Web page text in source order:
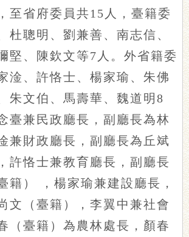
至省府委員共15人，臺籍委
杜聰明、劉兼善、南志信、
堅、陳欽文等7人。外省籍委
淦、許恪士、楊家瑜、朱佛
朱文伯、馬壽華、魏道明8
臺兼民政廳長，副廳長為林
兼財政廳長，副廳長為丘斌
許恪士兼教育廳長，副廳長
籍） ，楊家瑜兼建設廳長，
文（臺籍），李翼中兼社會
（臺籍）為農林處長，顏春